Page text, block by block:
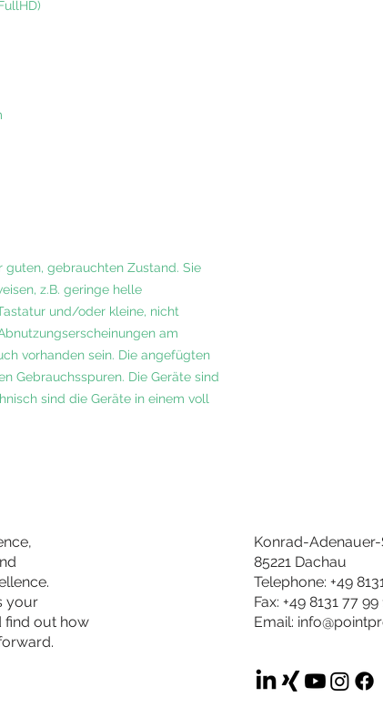
guten, gebrauchten Zustand. Sie
z.B. geringe helle
und/oder kleine, nicht
am
vorhanden sein. Die angefügten
Gebrauchsspuren. Die Geräte sind
sind die Geräte in einem voll
your
find out how
Konrad-Adenauer-
85221 Dachau
Telephone: +49
Fax: +49 8131 77 99
Email: